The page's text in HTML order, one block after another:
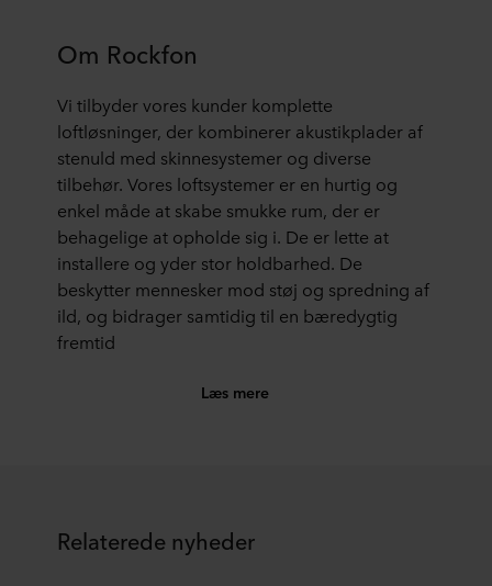
Om Rockfon
Vi tilbyder vores kunder komplette
loftløsninger, der kombinerer akustikplader af
stenuld med skinnesystemer og diverse
tilbehør. Vores loftsystemer er en hurtig og
enkel måde at skabe smukke rum, der er
behagelige at opholde sig i. De er lette at
installere og yder stor holdbarhed. De
beskytter mennesker mod støj og spredning af
ild, og bidrager samtidig til en bæredygtig
fremtid
Læs mere
Relaterede nyheder